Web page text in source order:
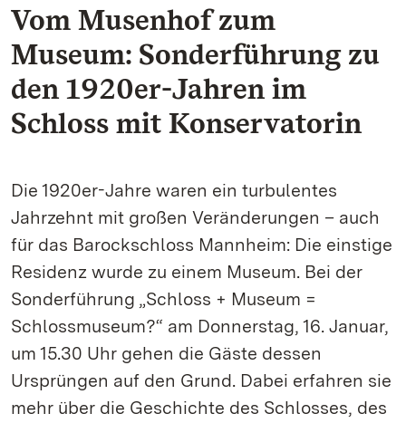
Vom Musenhof zum
Museum: Sonderführung zu
den 1920er-Jahren im
Schloss mit Konservatorin
Die 1920er-Jahre waren ein turbulentes
Jahrzehnt mit großen Veränderungen – auch
für das Barockschloss Mannheim: Die einstige
Residenz wurde zu einem Museum. Bei der
Sonderführung „Schloss + Museum =
Schlossmuseum?“ am Donnerstag, 16. Januar,
um 15.30 Uhr gehen die Gäste dessen
Ursprüngen auf den Grund. Dabei erfahren sie
mehr über die Geschichte des Schlosses, des